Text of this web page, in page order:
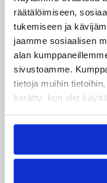
räätälöimiseen,
tukemiseen ja
jaamme sosiaalisen
alan
sivustoamme.
tietoja muihin
kerätty, kun olet
Samu
Kategoriat
Korisliiga
Katso myös